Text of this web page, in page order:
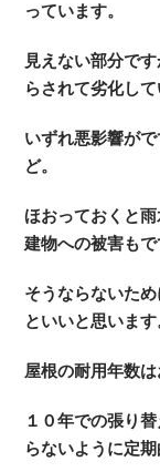
っています。
見えない部分で
らされて劣化して
いずれ悪影響が
ど。
ほおっておくと
建物への被害もで
そうならないた
といいと思います
屋根の耐用年数
１０年での張り
らないように定